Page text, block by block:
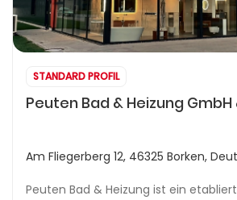
STANDARD PROFIL
Peuten Bad & Heizung GmbH
Am Fliegerberg 12, 46325 Borken,
Peuten Bad & Heizung ist ein